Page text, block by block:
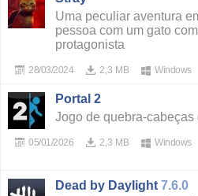
Uma peculiar aventura
pessoa com um gato
protagonista
2,3 MB
28/03/2024 Windows
Portal 2
Jogo de quebra-cabeças
2,3 MB
05/01/2026 Windows
Dead by Daylight 7.6.0